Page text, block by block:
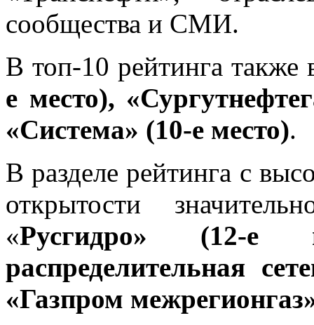
сообщества и СМИ.
В топ-10 рейтинга
е место),
«Система» (10-е место).
В разделе рейтинга с
открытости
«Русгидро» (12-е
распределительная
«Газпром